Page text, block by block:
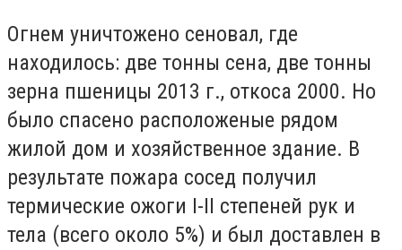
Огнем уничтожено сеновал, где
находилось: две тонны сена, две тонны
зерна пшеницы 2013 г., откоса 2000. Но
было спасено расположеные рядом
жилой дом и хозяйственное здание. В
результате пожара сосед получил
термические ожоги I-II степеней рук и
тела (всего около 5%) и был доставлен в